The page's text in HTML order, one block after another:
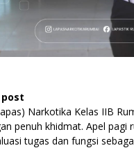
Narkotika Kelas IIB
penuh khidmat. Apel
tugas dan fungsi